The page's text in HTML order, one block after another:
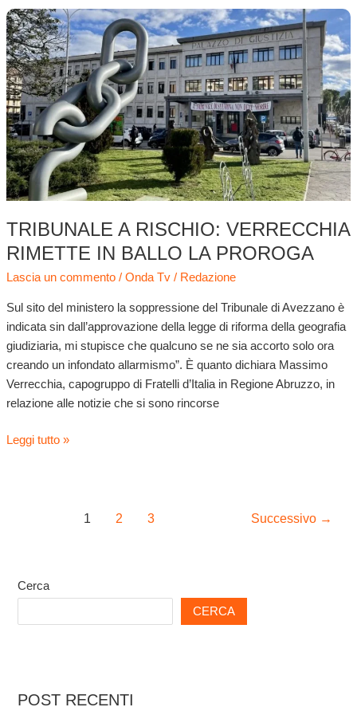
TRIBUNALE A RISCHIO: VERRECCHIA
RIMETTE IN BALLO LA PROROGA
Lascia un commento / Onda Tv/ Redazione
Sul sito del ministero la soppressione del Tribunale di Avezzano è
indicata sin dall’approvazione della legge di riforma della geografia
giudiziaria, mi stupisce che qualcuno se ne sia accorto solo ora
creando un infondato allarmismo”. È quanto dichiara Massimo
Verrecchia, capogruppo di Fratelli d’Italia in Regione Abruzzo, in
relazione alle notizie che si sono rincorse
Tribunale
a
rischio:
Verrecchia
rimette
in
ballo
la
proroga
Leggi tutto »
1 2 3 Successivo →
Cerca
CERCA
POST RECENTI